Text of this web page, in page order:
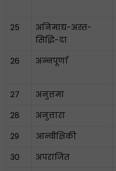
25
अनिमाद्य-अस्त-
सिद्धि-दा
26
अन्नपूर्णा
27
अनुत्तमा
28
अनुत्तारा
29
आन्वीक्षिकी
30
अपराजित